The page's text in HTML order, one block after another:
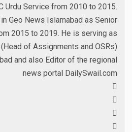
Urdu Service from 2010 to 2015.
Geo News Islamabad as Senior
2015 to 2019. He is serving as
of Assignments and OSRs)
and also Editor of the regional
news portal DailySwail.com